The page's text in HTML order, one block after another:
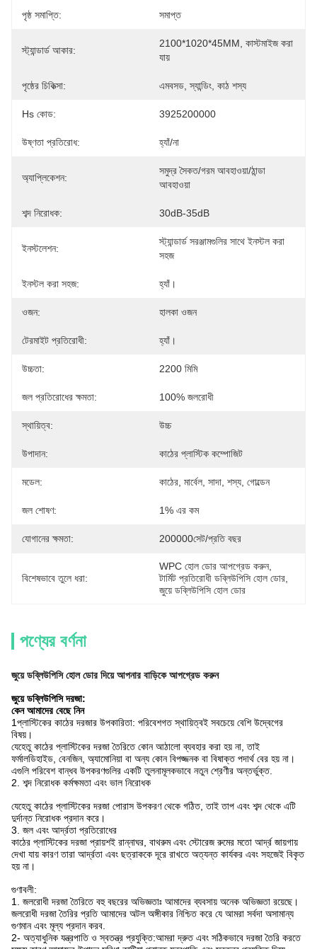
পৃষ্ঠ সমাপ্তি: সমাপ্ত
স্ট্যান্ডার্ড আকার:
2100*1020*45MM, কাস্টমাইজ করা
যায়
পৃষ্ঠের চিকিত্সা: এমবসড, স্যান্ডিং, কাঠ শস্য
Hs কোড: 3925200000
উষ্ণতা প্রতিরোধ: হ্যাঁ/না
অ্যাপ্লিকেশন:
সমুদ্র সৈকত/গরম আবহাওয়া/ঠান্ডা
আবহাওয়া
শব্দ নিরোধক: 30dB-35dB
ইনস্টলেশন:
স্ট্যান্ডার্ড সরঞ্জামগুলির সাথে ইনস্টল করা
সহজ
ইনস্টল করা সহজ: হ্যাঁ।
ওজন: হালকা ওজন
টেরমাইট প্রতিরোধী: হ্যাঁ।
উচ্চতা: 2200 মিমি
জল প্রতিরোধের ক্ষমতা: 100% জলরোধী
স্থায়িত্ব: উচ্চ
উপাদান: কাঠের প্লাস্টিক কম্পোজিট
মডেল: কাঠের, মার্বেল, সাদা, শস্য, গোল্ডেন
জল শোষণ: 1% এর কম
যোগানের ক্ষমতা: 200000সেট/প্রতি বছর
বিশেষভাবে তুলে ধরা:
WPC হোল ডোর আপগ্রেড করুন,
টার্মিট প্রতিরোধী ডব্লিউপিসি হোল ডোর
জুয়ে ডব্লিউপিসি হোল ডোর
পণ্যের বর্ণনা
জুয়ে ডব্লিউপিসি হোল ডোর দিয়ে আপনার বাড়িকে আপগ্রেড করুন
জুয়ে ডব্লিউপিসি দরজা:
কেন আমাদের বেছে নিন
1প্লাস্টিকের কাঠের দরজার উপকারিতা: পরিবেশগত স্থায়িত্বই সবচেয়ে বেশি উদ্বেগের
বিষয়।
যেহেতু কাঠের প্লাস্টিকের দরজা তৈরিতে কোন আঠালো ব্যবহার করা হয় না, তাই
ফর্মালডিহাইড, বেনজিন, অ্যামোনিয়া বা অন্য কোন বিপজ্জনক বা বিষাক্ত পদার্থ বের হয় না।
এগুলি পরিবেশ বান্ধব উপকরণগুলির একটি তুলনামূলকভাবে নতুন শ্রেণীর অন্তর্ভুক্ত.
2. শব্দ নিরোধক কর্মক্ষমতা এবং ভাল নিরোধক
যেহেতু কাঠের প্লাস্টিকের দরজা পোরাস উপকরণ থেকে গঠিত, তাই তাপ এবং শব্দ থেকে এটি
দুর্দান্ত নিরোধক প্রদান করে।
3. জল এবং আর্দ্রতা প্রতিরোধের
কাঠের প্লাস্টিকের দরজা প্রায়শই রান্নাঘর, বাথরুম এবং স্টোরেজ রুমের মতো আর্দ্র জায়গায়
দেখা যায় কারণ তারা আর্দ্রতা এবং ছত্রাককে দূরে রাখতে অত্যন্ত কার্যকর এবং সহজেই বিকৃত
হয় না।
গুণাবলী:
1. জলরোধী দরজা তৈরিতে বহু বছরের অভিজ্ঞতাঃ আমাদের ব্যবসায় অনেক অভিজ্ঞতা রয়েছে।
জলরোধী দরজা তৈরির প্রতি আমাদের অটল অঙ্গীকার নিশ্চিত করে যে আমরা সর্বদা অসামান্য
গুণমান এবং মূল্য প্রদান করব.
2- অত্যাধুনিক যন্ত্রপাতি ও স্বতন্ত্র প্রযুক্তি:আমরা দ্রুত এবং সঠিকভাবে দরজা তৈরি করতে